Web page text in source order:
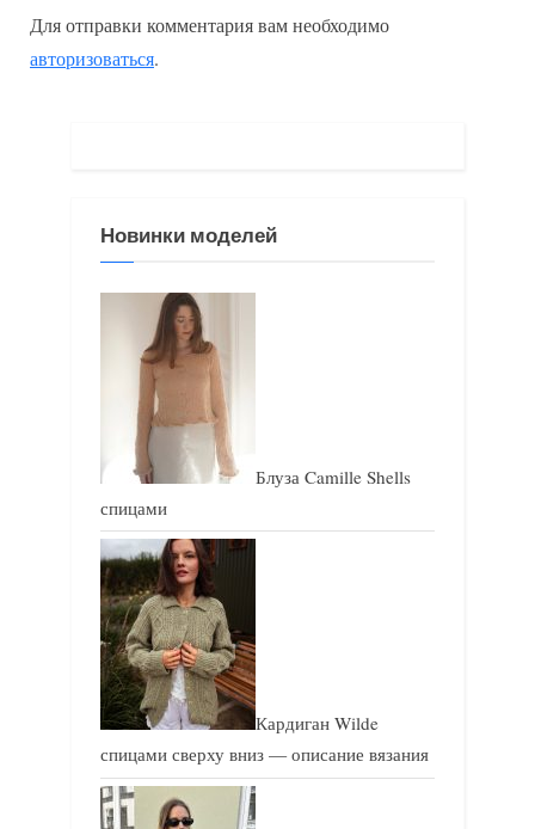
д
у
у
а
и
с
ь
Для отправки комментария вам необходимо
авторизоваться.
Новинки моделей
Блуза Camille Shells
спицами
Кардиган Wilde
спицами сверху вниз — описание вязания